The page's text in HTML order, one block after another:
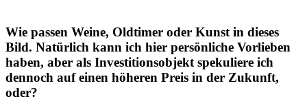
Wie passen Weine, Oldtimer oder Kunst in dieses
Bild. Natürlich kann ich hier persönliche Vorlieben
haben, aber als Investitionsobjekt spekuliere ich
dennoch auf einen höheren Preis in der Zukunft,
oder?